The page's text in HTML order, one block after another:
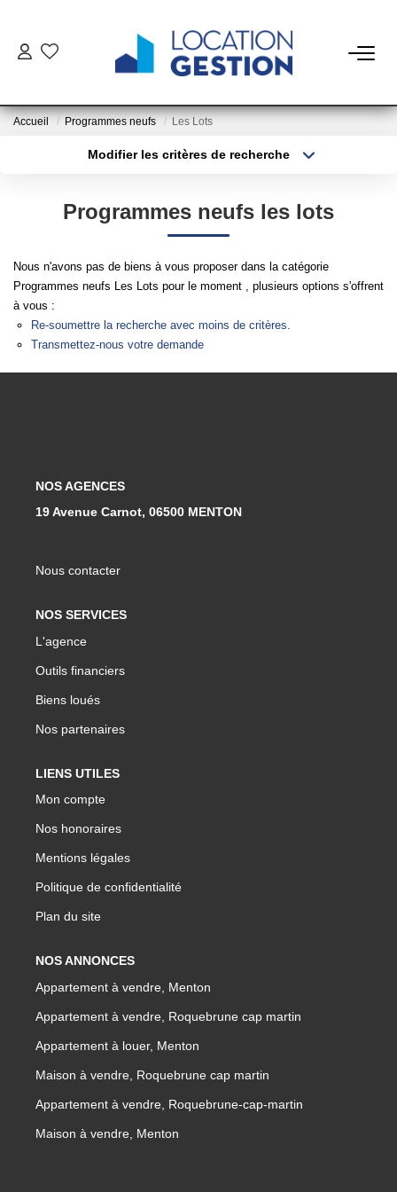
La Gestion Du Locataire
LOUER
ESTIMER
Contact
Accueil Programmes neufs Les Lots
Modifier les critères de recherche
Sélectionnez...
Type de bien
Budget max Plus de critères
Programmes neufs les lots
Nous n'avons pas de biens à vous proposer dans la catégorie
Programmes neufs Les Lots pour le moment , plusieurs options s'offrent
à vous :
Re-soumettre la recherche avec moins de critères.
Transmettez-nous votre demande
NOS AGENCES
19 Avenue Carnot, 06500 MENTON
Nous contacter
NOS SERVICES
L'agence
Outils financiers
Biens loués
Nos partenaires
LIENS UTILES
Mon compte
Nos honoraires
Mentions légales
Politique de confidentialité
Plan du site
NOS ANNONCES
Appartement à vendre, Menton
Appartement à vendre, Roquebrune cap martin
Appartement à louer, Menton
Maison à vendre, Roquebrune cap martin
Appartement à vendre, Roquebrune-cap-martin
Maison à vendre, Menton